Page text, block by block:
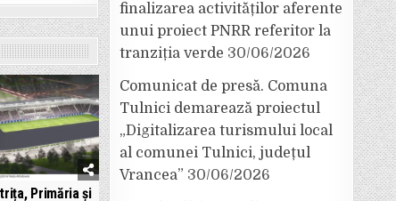
Primăria și
finalizarea activităților aferente
unui proiect PNRR referitor la
tranziția verde 30/06/2026
Comunicat de presă. Comuna
Tulnici demarează proiectul
„Digitalizarea turismului local
al comunei Tulnici, județul
Vrancea” 30/06/2026